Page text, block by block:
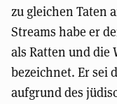
zu gleichen Taten
Streams habe er
als Ratten und die
bezeichnet. Er sei
aufgrund des